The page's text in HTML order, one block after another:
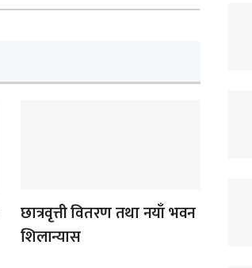
छात्रवृत्ती वितरण तथा नयाँ भवन
शिलान्यास